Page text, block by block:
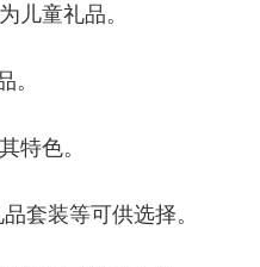
儿童礼品。
。
特色。
品套装等可供选择。